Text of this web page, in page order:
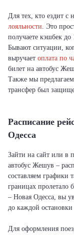
Для тех, кто ездит с
лояльности. Это
получаете кэшбек
Бывают ситуации,
выручает оплата по
билет на автобус
Также мы
трансфер был
Расписание
Одесса
Зайти на сайт или в
автобус Жешув –
составляем графики
границах
– Новая Одесса, вы
до каждой
Для оформления